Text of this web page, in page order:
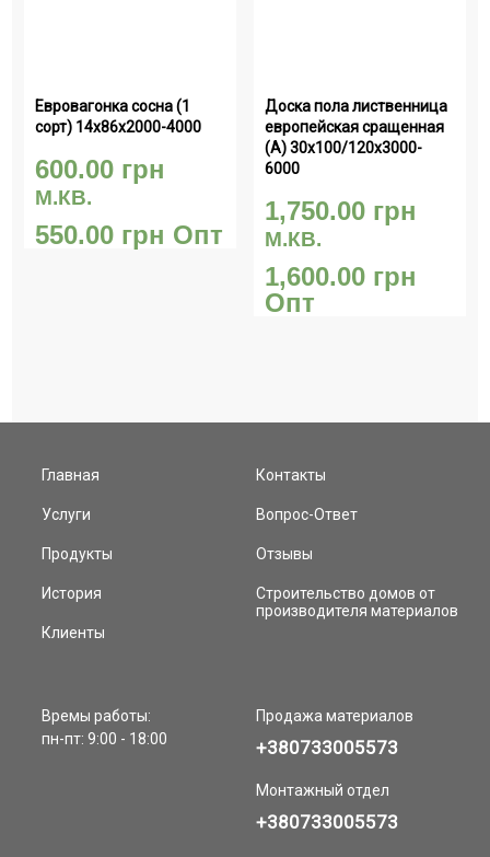
Евровагонка сосна (1
сорт) 14х86х2000-4000
600.00 грн
М.КВ.
550.00 грн Опт
Доска пола лиственница
европейская сращенная
(А) 30х100/120х3000-
6000
1,750.00 грн
М.КВ.
1,600.00 грн
Опт
Главная
Услуги
Продукты
История
Клиенты
Контакты
Вопрос-Ответ
Отзывы
Строительство домов от
производителя материалов
Времы работы:
пн-пт: 9:00 - 18:00
Продажа материалов
+380733005573
Монтажный отдел
+380733005573